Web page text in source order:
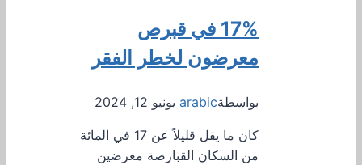
17% في قبرص
معرضون لخطر الفقر
بواسطةarabic يونيو 12, 2024
كان ما يقل قليلاً عن 17 في المائة
من السكان القبارصة معرضين